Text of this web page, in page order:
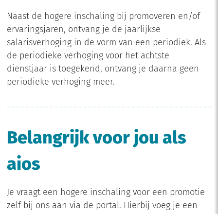
Naast de hogere inschaling bij promoveren en/of
ervaringsjaren, ontvang je de jaarlijkse
salarisverhoging in de vorm van een periodiek. Als
de periodieke verhoging voor het achtste
dienstjaar is toegekend, ontvang je daarna geen
periodieke verhoging meer.
Belangrijk voor jou als
aios
Je vraagt een hogere inschaling voor een promotie
zelf bij ons aan via de portal. Hierbij voeg je een